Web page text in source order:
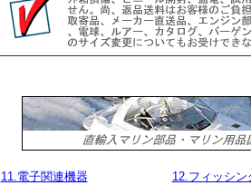
11.電子関連機器
12.フィッシン